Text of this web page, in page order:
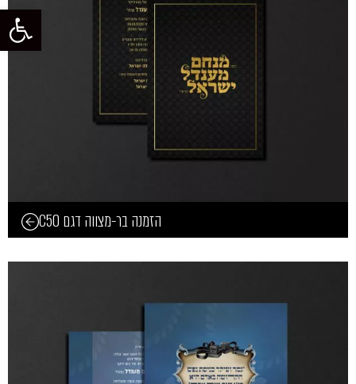
פתח
הזמנה בר-מצווה דגם C50